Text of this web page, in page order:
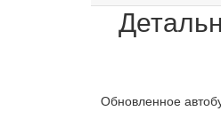
Обновленное